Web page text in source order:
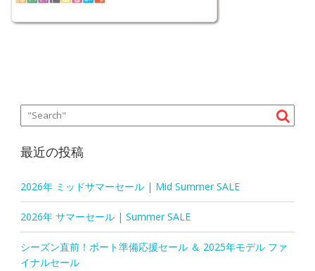
最近の投稿
2026年 ミッドサマーセール | Mid Summer SALE
2026年 サマーセール | Summer SALE
シーズン直前！ボート準備応援セール ＆ 2025年モデル ファ
イナルセール